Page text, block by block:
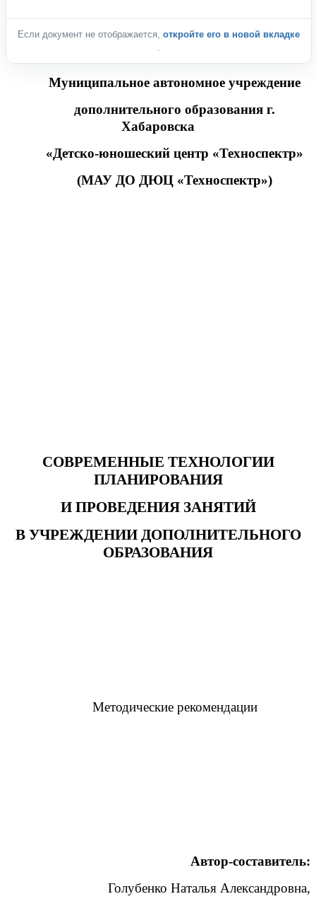
Если документ не отображается, откройте его в новой вкладке
Муниципальное автономное учреждение
дополнительного образования г.
Хабаровска
«Детско-юношеский центр «Техноспектр»
(МАУ ДО ДЮЦ «Техноспектр»)
СОВРЕМЕННЫЕ ТЕХНОЛОГИИ
ПЛАНИРОВАНИЯ
И ПРОВЕДЕНИЯ ЗАНЯТИЙ
В УЧРЕЖДЕНИИ ДОПОЛНИТЕЛЬНОГО
ОБРАЗОВАНИЯ
Методические рекомендации
Автор-составитель:
Голубенко Наталья Александровна,